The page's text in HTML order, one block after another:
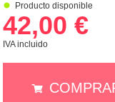
Producto disponible
42,00 €
IVA incluido